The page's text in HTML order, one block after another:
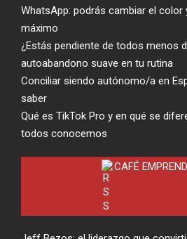
WhatsApp: podrás cambiar el color
máximo
¿Estás pendiente de todos menos
autoabandono suave en tu rutina
Conciliar siendo autónomo/a en
saber
Qué es TikTok Pro y en qué se
todos conocemos
CAFÉ